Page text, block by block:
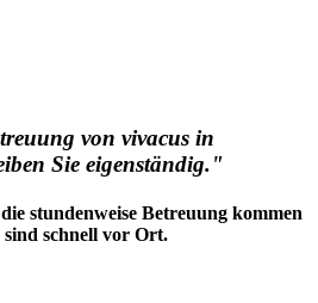
von vivacus in
Sie eigenständig."
stundenweise Betreuung kommen
schnell vor Ort.